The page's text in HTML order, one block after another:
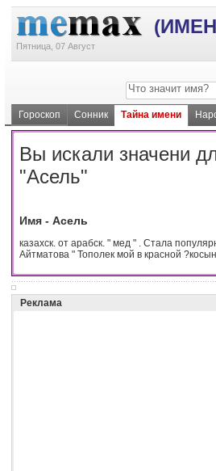
Пятница, 07 Август
Гороскоп Сонник Тайна имени
Вы искали значени
"Асель"
Имя - Асель
казахск. от арабск. " мед " . Стала
Айтматова " Тополек мой в красной
Реклама